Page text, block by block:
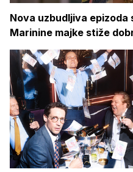
Nova uzbudljiva epizoda
Marinine majke stiže